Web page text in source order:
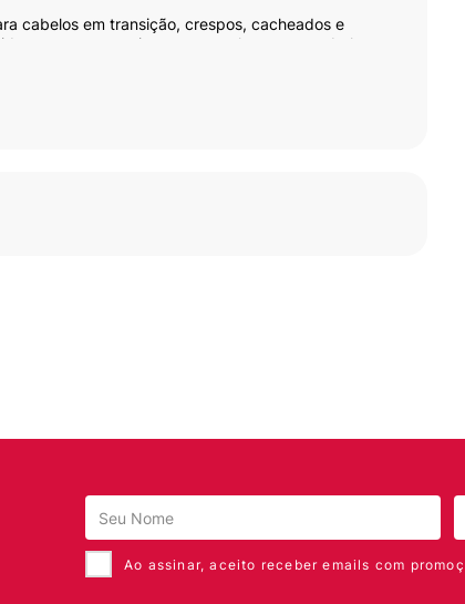
cabelos em transição, crespos, cacheados e
e traz o movimento natural aos seus cabelos.
lindo, pronto para arrasar!
Pentear + Creme de Hidratação, totalmente
Ao assinar, aceito receber emails com